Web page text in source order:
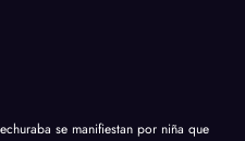
se manifiestan por niña que